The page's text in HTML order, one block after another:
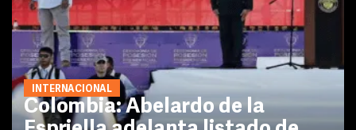
INTERNACIONAL
Colombia: Abelardo de la